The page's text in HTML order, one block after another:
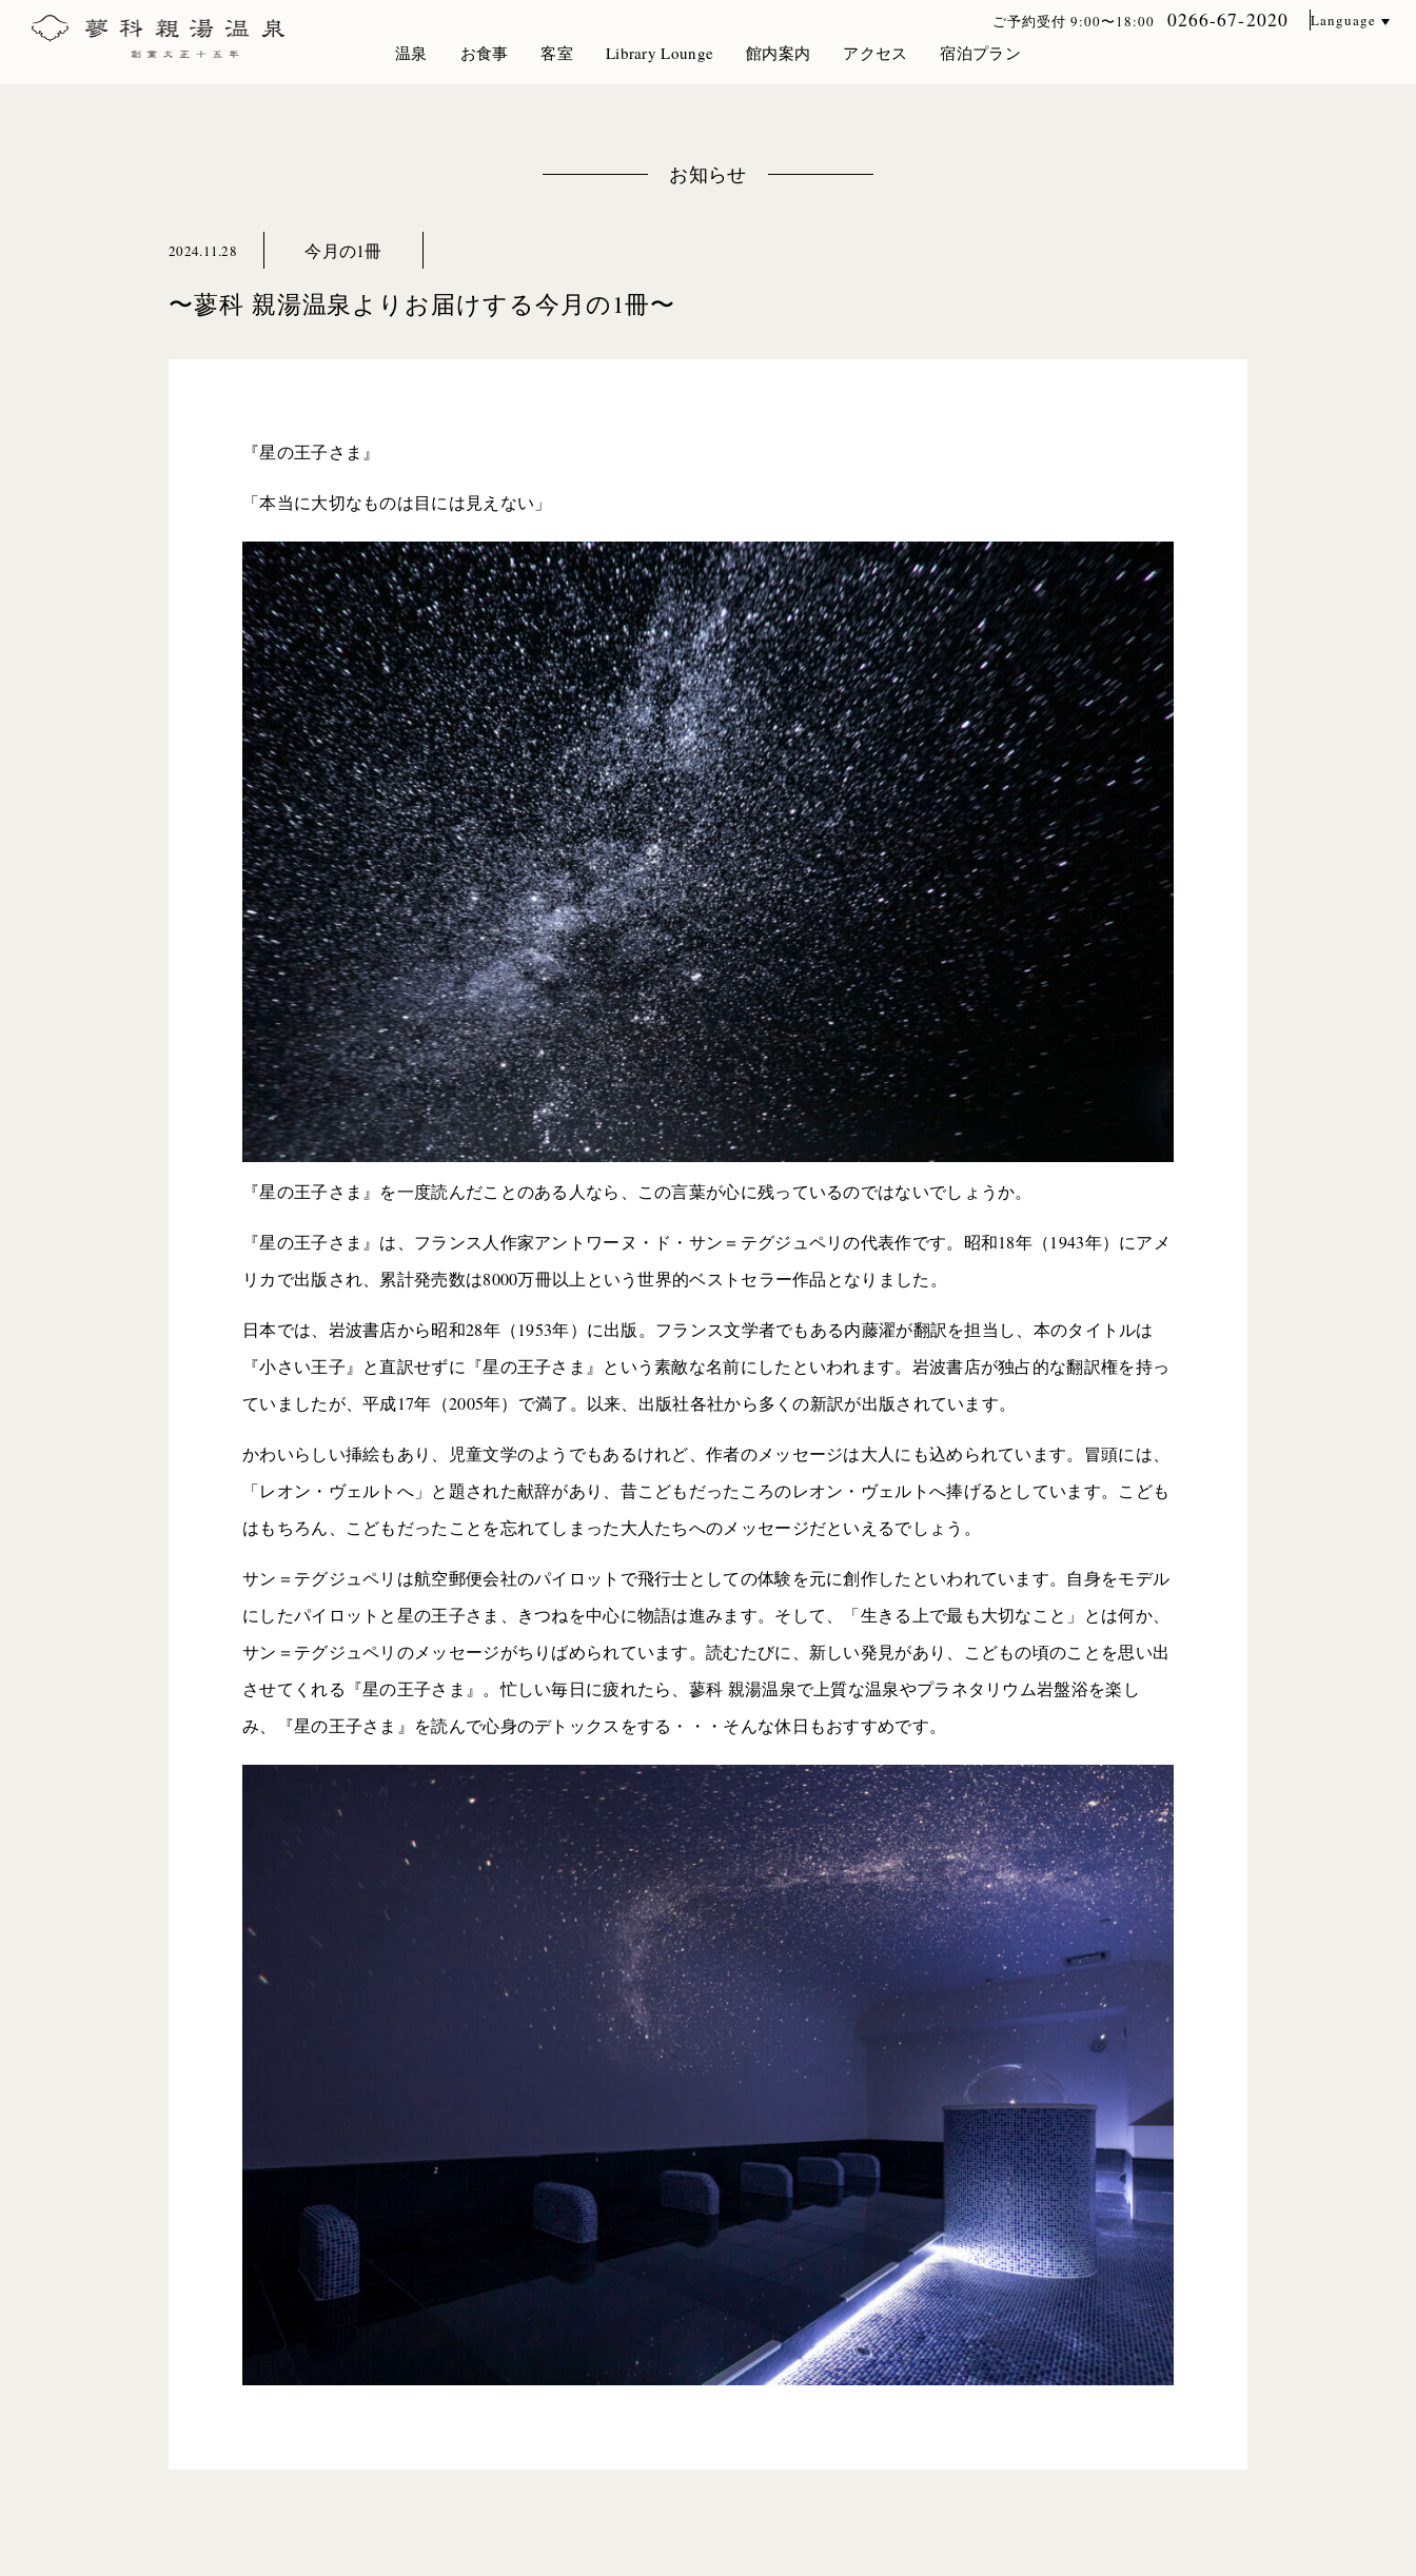
ご予約受付 9:00〜18:00 0266-67-2020 Language
温泉 お食事 客室 Library Lounge 館内案内 アクセス 宿泊プラン
お知らせ
2024.11.28 今月の1冊
〜蓼科 親湯温泉よりお届けする今月の1冊〜
『星の王子さま』
「本当に大切なものは目には見えない」
『星の王子さま』を一度読んだことのある人なら、この言葉が心に残っているのではないでしょうか。
『星の王子さま』は、フランス人作家アントワーヌ・ド・サン＝テグジュペリの代表作です。昭和18年（1943年）にアメ
リカで出版され、累計発売数は8000万冊以上という世界的ベストセラー作品となりました。
日本では、岩波書店から昭和28年（1953年）に出版。フランス文学者でもある内藤濯が翻訳を担当し、本のタイトルは
『小さい王子』と直訳せずに『星の王子さま』という素敵な名前にしたといわれます。岩波書店が独占的な翻訳権を持っ
ていましたが、平成17年（2005年）で満了。以来、出版社各社から多くの新訳が出版されています。
かわいらしい挿絵もあり、児童文学のようでもあるけれど、作者のメッセージは大人にも込められています。冒頭には、
「レオン・ヴェルトへ」と題された献辞があり、昔こどもだったころのレオン・ヴェルトへ捧げるとしています。こども
はもちろん、こどもだったことを忘れてしまった大人たちへのメッセージだといえるでしょう。
サン＝テグジュペリは航空郵便会社のパイロットで飛行士としての体験を元に創作したといわれています。自身をモデル
にしたパイロットと星の王子さま、きつねを中心に物語は進みます。そして、「生きる上で最も大切なこと」とは何か、
サン＝テグジュペリのメッセージがちりばめられています。読むたびに、新しい発見があり、こどもの頃のことを思い出
させてくれる『星の王子さま』。忙しい毎日に疲れたら、蓼科 親湯温泉で上質な温泉やプラネタリウム岩盤浴を楽し
み、『星の王子さま』を読んで心身のデトックスをする・・・そんな休日もおすすめです。